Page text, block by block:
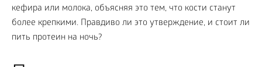
кефира или молока, объясняя это тем, что кости станут
более крепкими. Правдиво ли это утверждение, и стоит ли
пить протеин на ночь?